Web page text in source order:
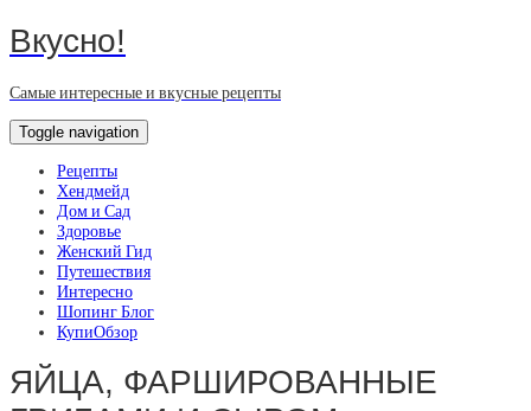
Вкусно!
Самые интересные и вкусные рецепты
Toggle navigation
Рецепты
Хендмейд
Дом и Сад
Здоровье
Женский Гид
Путешествия
Интересно
Шопинг Блог
КупиОбзор
ЯЙЦА, ФАРШИРОВАННЫЕ